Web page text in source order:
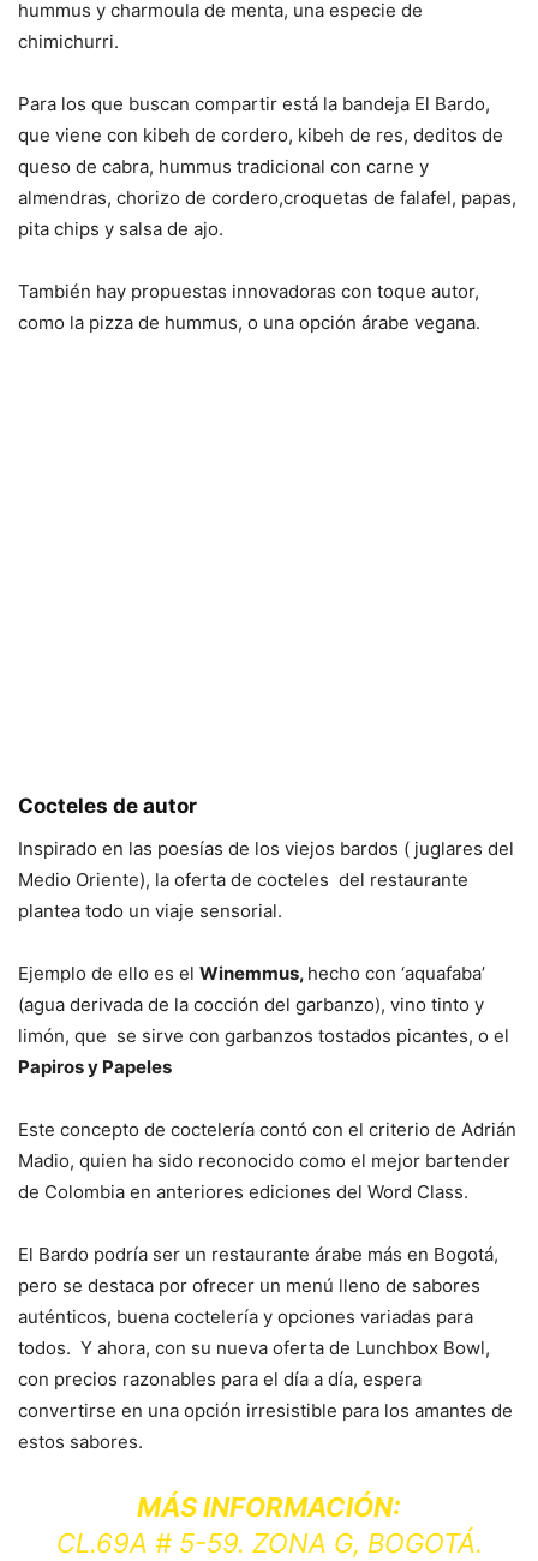
hummus y charmoula de menta, una especie de
chimichurri.
Para los que buscan compartir está la bandeja El Bardo,
que viene con kibeh de cordero, kibeh de res, deditos de
queso de cabra, hummus tradicional con carne y
almendras, chorizo de cordero,croquetas de falafel, papas,
pita chips y salsa de ajo.
También hay propuestas innovadoras con toque autor,
como la pizza de hummus, o una opción árabe vegana.
Cocteles de autor
Inspirado en las poesías de los viejos bardos ( juglares del
Medio Oriente), la oferta de cocteles del restaurante
plantea todo un viaje sensorial.
Ejemplo de ello es el Winemmus, hecho con ‘aquafaba’
(agua derivada de la cocción del garbanzo), vino tinto y
limón, que se sirve con garbanzos tostados picantes, o el
Papiros y Papeles
Este concepto de coctelería contó con el criterio de Adrián
Madio, quien ha sido reconocido como el mejor bartender
de Colombia en anteriores ediciones del Word Class.
El Bardo podría ser un restaurante árabe más en Bogotá,
pero se destaca por ofrecer un menú lleno de sabores
auténticos, buena coctelería y opciones variadas para
todos. Y ahora, con su nueva oferta de Lunchbox Bowl,
con precios razonables para el día a día, espera
convertirse en una opción irresistible para los amantes de
estos sabores.
MÁS INFORMACIÓN:
CL.69A # 5-59. ZONA G, BOGOTÁ.